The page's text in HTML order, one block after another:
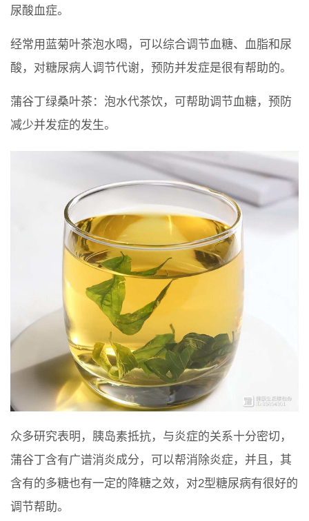
尿酸血症。
经常用蓝菊叶茶泡水喝，可以综合调节血糖、血脂和尿
酸，对糖尿病人调节代谢，预防并发症是很有帮助的。
蒲谷丁绿桑叶茶：泡水代茶饮，可帮助调节血糖，预防
减少并发症的发生。
众多研究表明，胰岛素抵抗，与炎症的关系十分密切，
蒲谷丁含有广谱消炎成分，可以帮消除炎症，并且，其
含有的多糖也有一定的降糖之效，对2型糖尿病有很好的
调节帮助。